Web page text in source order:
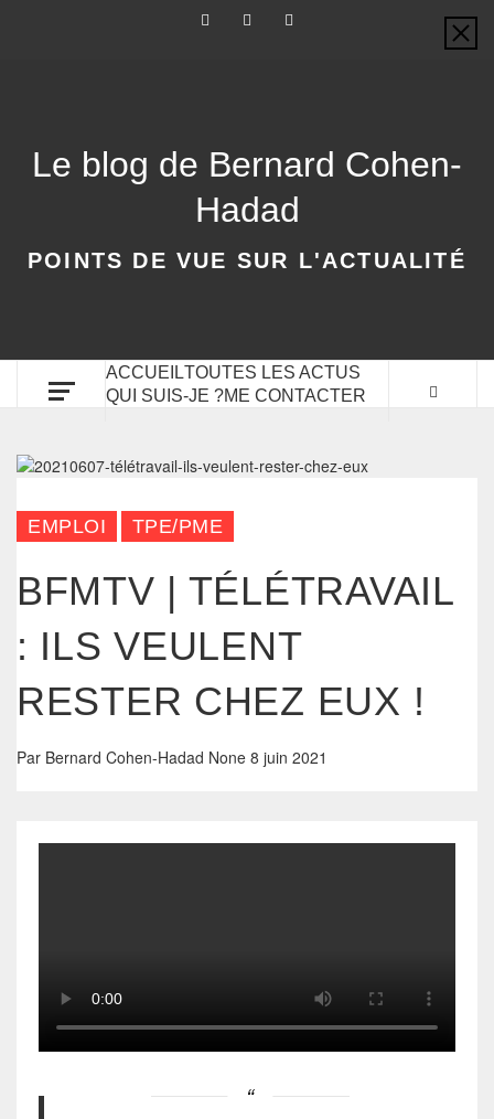
Le blog de Bernard Cohen-
Hadad
POINTS DE VUE SUR L'ACTUALITÉ
ACCUEILTOUTES LES ACTUS
QUI SUIS-JE ?ME CONTACTER
EMPLOI TPE/PME
BFMTV | TÉLÉTRAVAIL
: ILS VEULENT
RESTER CHEZ EUX !
Par Bernard Cohen-Hadad None 8 juin 2021